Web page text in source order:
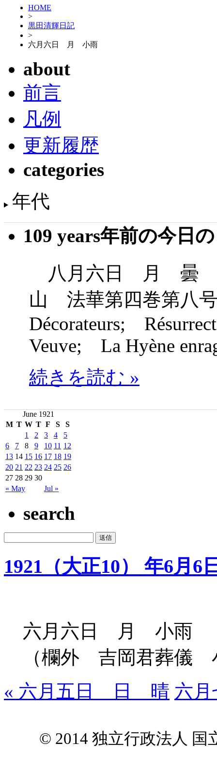
HOME
>
黒田清輝日記
>
六月六日 月 小雨
about
前言
凡例
更新履歴
categories
年代
109 years年前の今日
八月六日 月 曇
山 法華第四巻第八
Décorateurs;
Veuve; La Hyène
続きを読む »
June 1921
M T W T F S S
« May Jul »
1 2 3 4
5
6
7 8 9 10 11 12
13 14 15 16 17 18 19
20 21 22 23 24 25 26
27 28 29 30
search
1921（大正10） 年6月6
六月六日 月 小雨
（欄外 吉岡君葬儀
« 六月五日 日 晴 六
© 2014 独立行政法人 国